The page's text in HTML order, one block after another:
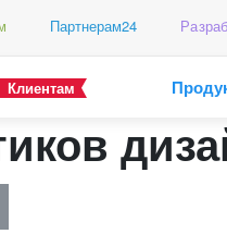
Партнерам24
Клиентам